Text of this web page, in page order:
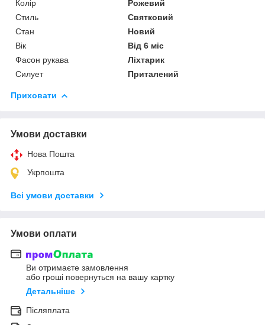
Колір
Рожевий
Стиль
Святковий
Стан
Новий
Вік
Від 6 міс
Фасон рукава
Ліхтарик
Силует
Приталений
Приховати
Умови доставки
Нова Пошта
Укрпошта
Всі умови доставки
Умови оплати
Ви отримаєте замовлення
або гроші повернуться на вашу картку
Детальніше
Післяплата